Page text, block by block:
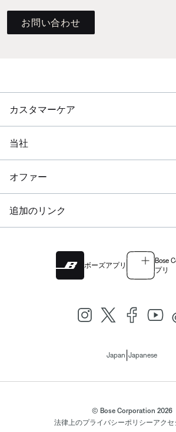
お問い合わせ
カスタマーケア
当社
オファー
追加のリンク
ボーズアプリ
Bose
プリ
Japan Japanese
© Bose Corporation 2026
法律上のプライバシーポリシーアクセ